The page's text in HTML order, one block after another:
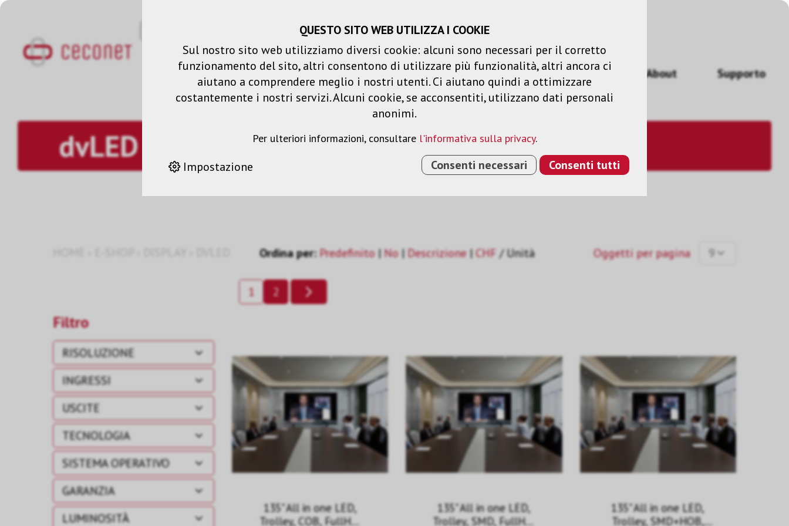
Carrello spesa Liste dei desideri
Prodotti Soluzioni Servizi News About Supporto
dvLED
Oggetti per pagina 9
Ordina per:Predefinito|No|Descrizione|CHF/ Unità
1 2
Filtro
RISOLUZIONE
INGRESSI
USCITE
TECNOLOGIA
SISTEMA OPERATIVO
GARANZIA
LUMINOSITÀ
135" All in one LED,
Trolley, COB, FullHD,
135" All in one LED,
Trolley, SMD, FullHD,
135" All in one LED,
Trolley, SMD+HOB,
QUESTO SITO WEB UTILIZZA I COOKIE
Sul nostro sito web utilizziamo diversi cookie: alcuni sono necessari per il corretto
funzionamento del sito, altri consentono di utilizzare più funzionalità, altri ancora ci
aiutano a comprendere meglio i nostri utenti. Ci aiutano quindi a ottimizzare
costantemente i nostri servizi. Alcuni cookie, se acconsentiti, utilizzano dati personali
anonimi.
Per ulteriori informazioni, consultare l'informativa sulla privacy.
Impostazione Consenti necessari Consenti tutti